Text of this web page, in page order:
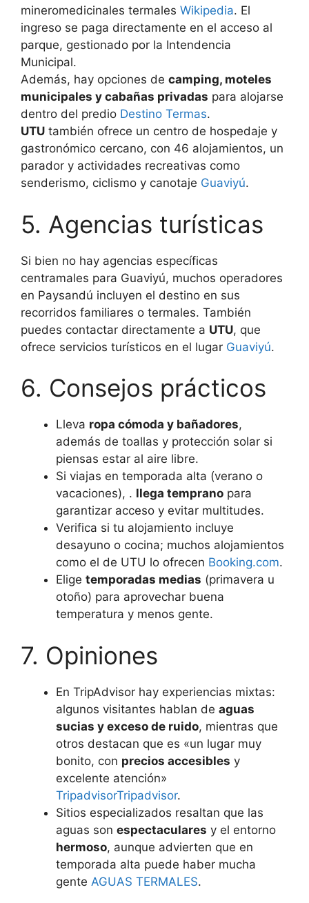
mineromedicinales termales Wikipedia. El
ingreso se paga directamente en el acceso al
parque, gestionado por la Intendencia
Municipal.
Además, hay opciones de camping, moteles
municipales y cabañas privadas para alojarse
dentro del predio Destino Termas.
UTU también ofrece un centro de hospedaje y
gastronómico cercano, con 46 alojamientos, un
parador y actividades recreativas como
senderismo, ciclismo y canotaje Guaviyú.
5. Agencias turísticas
Si bien no hay agencias específicas
centramales para Guaviyú, muchos operadores
en Paysandú incluyen el destino en sus
recorridos familiares o termales. También
puedes contactar directamente a UTU, que
ofrece servicios turísticos en el lugar Guaviyú.
6. Consejos prácticos
Lleva ropa cómoda y bañadores,
además de toallas y protección solar si
piensas estar al aire libre.
Si viajas en temporada alta (verano o
vacaciones), . llega temprano para
garantizar acceso y evitar multitudes.
Verifica si tu alojamiento incluye
desayuno o cocina; muchos alojamientos
como el de UTU lo ofrecen Booking.com.
Elige temporadas medias (primavera u
otoño) para aprovechar buena
temperatura y menos gente.
7. Opiniones
En TripAdvisor hay experiencias mixtas:
algunos visitantes hablan de aguas
sucias y exceso de ruido, mientras que
otros destacan que es «un lugar muy
bonito, con precios accesibles y
excelente atención»
TripadvisorTripadvisor.
Sitios especializados resaltan que las
aguas son espectaculares y el entorno
hermoso, aunque advierten que en
temporada alta puede haber mucha
gente AGUAS TERMALES.